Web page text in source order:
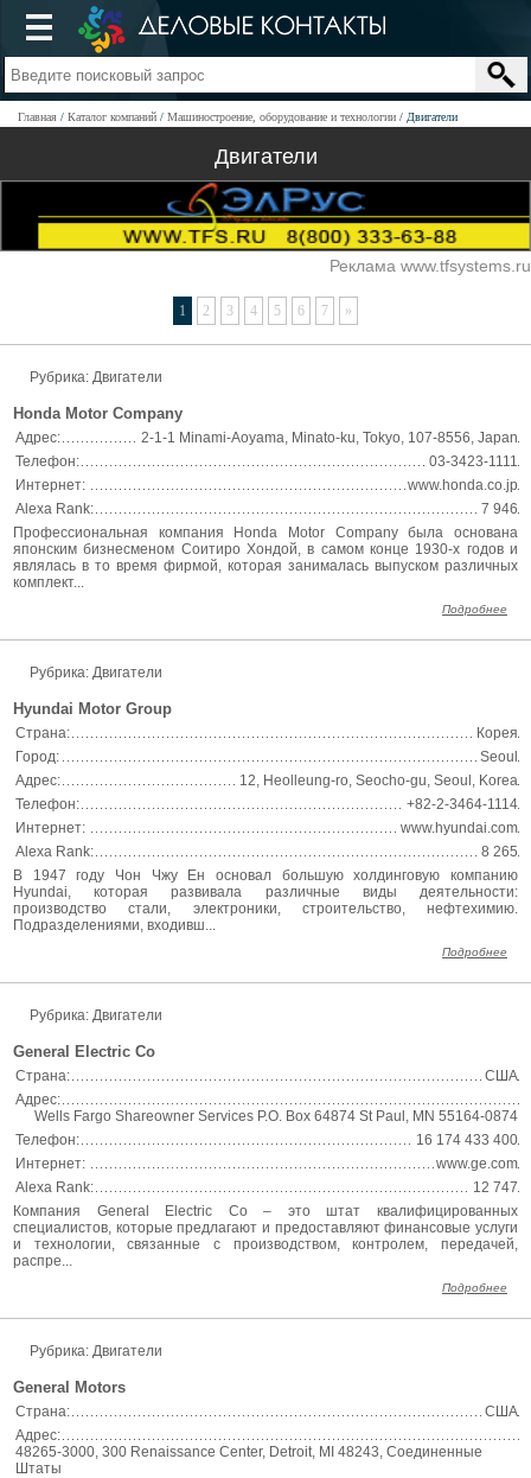
Главная Каталог компаний Машиностроение, оборудование и технологии Двигатели
Двигатели
Реклама www.tfsystems.ru
1 2 3 4 5 6 7 »
Рубрика: Двигатели
Honda Motor Company
Адрес:
2-1-1 Minami-Aoyama, Minato-ku, Tokyo, 107-8556, Japan
Телефон:
03-3423-1111
Интернет:
www.honda.co.jp
Alexa Rank:
7 946
Профессиональная компания Honda Motor Company была основана
японским бизнесменом Соитиро Хондой, в самом конце 1930-х годов и
являлась в то время фирмой, которая занималась выпуском различных
комплект...
Подробнее
Рубрика: Двигатели
Hyundai Motor Group
Страна:
Корея
Город:
Seoul
Адрес:
12, Heolleung-ro, Seocho-gu, Seoul, Korea
Телефон:
+82-2-3464-1114
Интернет:
www.hyundai.com
Alexa Rank:
8 265
В 1947 году Чон Чжу Ен основал большую холдинговую компанию
Hyundai, которая развивала различные виды деятельности:
производство стали, электроники, строительство, нефтехимию.
Подразделениями, входивш...
Подробнее
Рубрика: Двигатели
General Electric Co
Страна:
США
Адрес:
Wells Fargo Shareowner Services P.O. Box 64874 St Paul, MN 55164-0874
Телефон:
16 174 433 400
Интернет:
www.ge.com
Alexa Rank:
12 747
Компания General Electric Co – это штат квалифицированных
специалистов, которые предлагают и предоставляют финансовые услуги
и технологии, связанные с производством, контролем, передачей,
распре...
Подробнее
Рубрика: Двигатели
General Motors
Страна:
США
Адрес:
48265-3000, 300 Renaissance Center, Detroit, MI 48243, Соединенные
Штаты